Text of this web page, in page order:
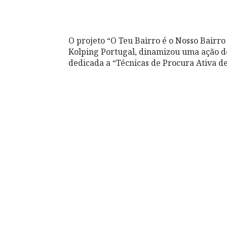
O projeto “O Teu Bairro é o Nosso
Kolping Portugal, dinamizou uma ação
dedicada a “Técnicas de Procura Ativa